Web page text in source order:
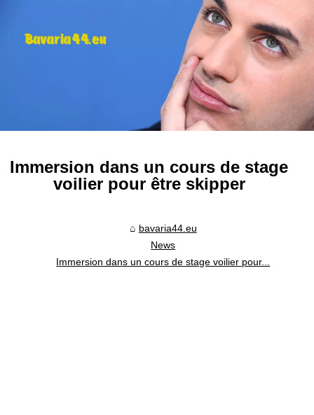
Immersion dans un cours de stage
voilier pour être skipper
bavaria44.eu
News
Immersion dans un cours de stage voilier pour...